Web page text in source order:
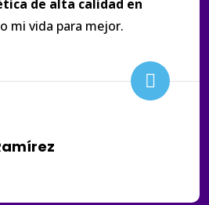
de alta calidad en
mi vida para mejor.